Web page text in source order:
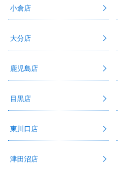
小倉店
大分店
鹿児島店
目黒店
東川口店
津田沼店